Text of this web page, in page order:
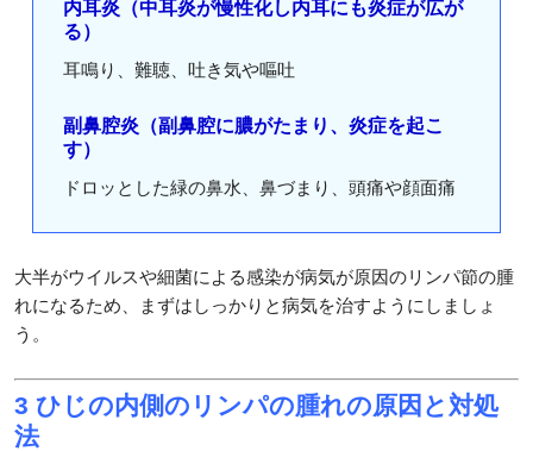
内耳炎（中耳炎が慢性化し内耳にも炎症が広が
る）
耳鳴り、難聴、吐き気や嘔吐
副鼻腔炎（副鼻腔に膿がたまり、炎症を起こ
す）
ドロッとした緑の鼻水、鼻づまり、頭痛や顔面痛
大半がウイルスや細菌による感染が病気が原因のリンパ節の腫
れになるため、まずはしっかりと病気を治すようにしましょ
う。
3 ひじの内側のリンパの腫れの原因と対処
法